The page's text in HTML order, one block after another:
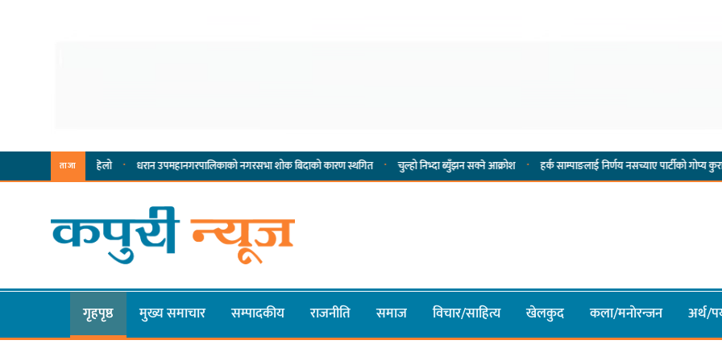
ताजा
· धरान उपमहानगरपालिकाको नगरसभा शोक बिदाको कारण स्थगित · चुल्हो निभ्दा ब्युँझन सक्ने आक्रोश · हर्क साम्पाङलाई निर्णय नसच्याए पार्टीको गोप्य कुरा सार्वजनिक
गृहपृष्ठ मुख्य समाचार सम्पादकीय राजनीति समाज विचार/साहित्य खेलकुद कला/मनाेरन्जन अर्थ/